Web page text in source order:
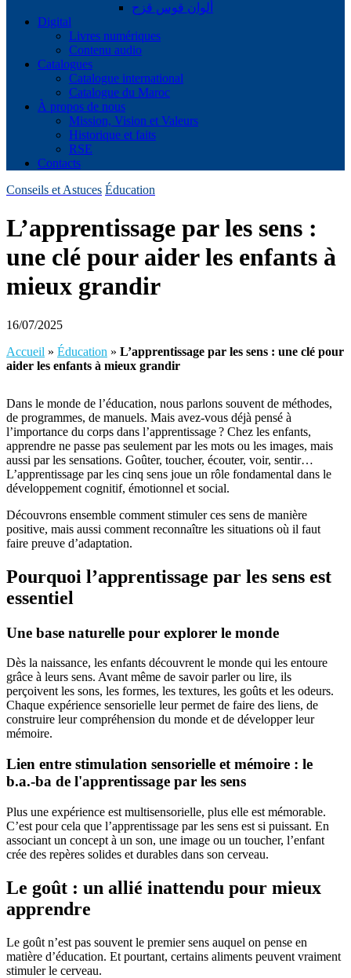
ألوان قوس قزح
Digital
Livres numériques
Contenu audio
Catalogues
Catalogue international
Catalogue du Maroc
À propos de nous
Mission, Vision et Valeurs
Historique et faits
RSE
Contacts
Conseils et Astuces Éducation
L’apprentissage par les sens :
une clé pour aider les enfants à
mieux grandir
16/07/2025
Accueil » Éducation » L’apprentissage par les sens : une clé pour
aider les enfants à mieux grandir
Dans le monde de l’éducation, nous parlons souvent de méthodes,
de programmes, de manuels. Mais avez-vous déjà pensé à
l’importance du corps dans l’apprentissage ? Chez les enfants,
apprendre ne passe pas seulement par les mots ou les images, mais
aussi par les sensations. Goûter, toucher, écouter, voir, sentir…
L’apprentissage par les cinq sens joue un rôle fondamental dans le
développement cognitif, émotionnel et social.
Découvrons ensemble comment stimuler ces sens de manière
positive, mais aussi comment reconnaître les situations où il faut
faire preuve d’adaptation.
Pourquoi l’apprentissage par les sens est
essentiel
Une base naturelle pour explorer le monde
Dès la naissance, les enfants découvrent le monde qui les entoure
grâce à leurs sens. Avant même de savoir parler ou lire, ils
perçoivent les sons, les formes, les textures, les goûts et les odeurs.
Chaque expérience sensorielle leur permet de faire des liens, de
construire leur compréhension du monde et de développer leur
mémoire.
Lien entre stimulation sensorielle et mémoire : le
b.a.-ba de l'apprentissage par les sens
Plus une expérience est multisensorielle, plus elle est mémorable.
C’est pour cela que l’apprentissage par les sens est si puissant. En
associant un concept à un son, une image ou un toucher, l’enfant
crée des repères solides et durables dans son cerveau.
Le goût : un allié inattendu pour mieux
apprendre
Le goût n’est pas souvent le premier sens auquel on pense en
matière d’éducation. Et pourtant, certains aliments peuvent vraiment
stimuler le cerveau.